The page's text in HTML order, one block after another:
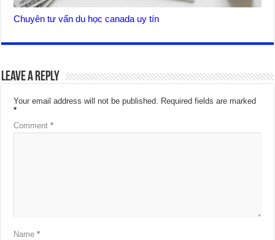
Chuyên tư vấn du học canada uy tín
Leave a Reply
Your email address will not be published. Required fields are marked
*
Comment*
Name*